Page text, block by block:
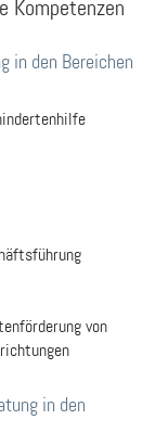
Kompetenzen
in den Bereichen
von
in den